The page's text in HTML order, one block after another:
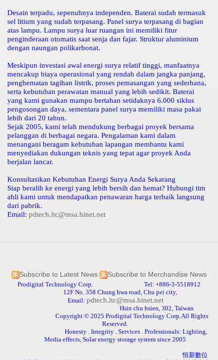
Desain terpadu, sepenuhnya independen. Baterai sudah termasuk
sel litium yang sudah terpasang. Panel surya terpasang di bagian
atas lampu. Lampu surya luar ruangan ini memiliki fitur
penginderaan otomatis saat senja dan fajar. Struktur aluminium
dengan naungan polikarbonat.
Meskipun investasi awal energi surya relatif tinggi, manfaatnya
mencakup biaya operasional yang rendah dalam jangka panjang,
penghematan tagihan listrik, proses pemasangan yang sederhana,
serta kebutuhan perawatan manual yang lebih sedikit. Baterai
yang kami gunakan mampu bertahan setidaknya 6.000 siklus
pengosongan daya, sementara panel surya memiliki masa pakai
lebih dari 20 tahun.
Sejak 2005, kami telah mendukung berbagai proyek bersama
pelanggan di berbagai negara. Pengalaman kami dalam
menangani beragam kebutuhan lapangan membantu kami
menyediakan dukungan teknis yang tepat agar proyek Anda
berjalan lancar.
Konsultasikan Kebutuhan Energi Surya Anda Sekarang
Siap beralih ke energi yang lebih bersih dan hemat? Hubungi tim
ahli kami untuk mendapatkan penawaran harga terbaik langsung
dari pabrik.
Email: pdtech.ltc@msa.hinet.net
Subscribe to Latest News
Subscribe to Merchandise News
Prodigital Technology Corp. Tel: +886-3-5518912
12F No. 358 Chung hwa road, Chu pei city,
Email: pdtech.ltc@msa.hinet.net
Hsin chu hsien, 302, Taiwan
Copyright © 2025 Prodigital Technology Corp.All Rights
Reserved.
Honesty . Integrity . Services . Professionals: Lighting,
Media effects, Solar energy storage system since 2005
恒新數位